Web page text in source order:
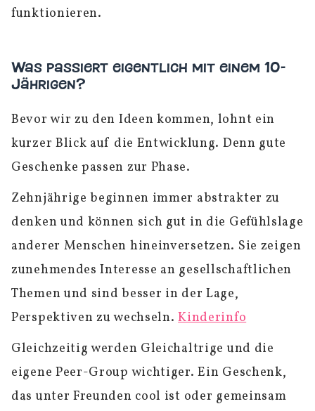
funktionieren.
Was passiert eigentlich mit einem 10-
Jährigen?
Bevor wir zu den Ideen kommen, lohnt ein
kurzer Blick auf die Entwicklung. Denn gute
Geschenke passen zur Phase.
Zehnjährige beginnen immer abstrakter zu
denken und können sich gut in die Gefühlslage
anderer Menschen hineinversetzen. Sie zeigen
zunehmendes Interesse an gesellschaftlichen
Themen und sind besser in der Lage,
Perspektiven zu wechseln.Kinderinfo
Gleichzeitig werden Gleichaltrige und die
eigene Peer-Group wichtiger. Ein Geschenk,
das unter Freunden cool ist oder gemeinsam